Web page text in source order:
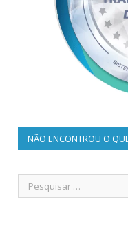
NÃO ENCONTROU O